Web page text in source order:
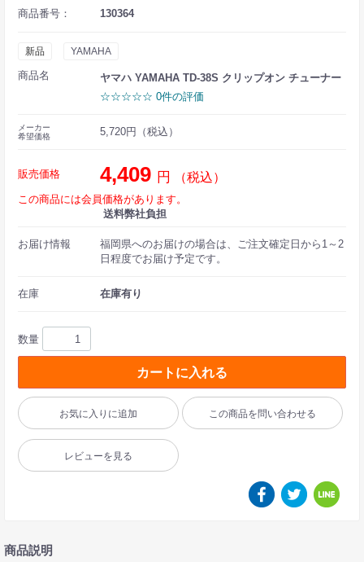
商品番号： 130364
新品 YAMAHA
商品名
ヤマハ YAMAHA TD-38S クリップオン チューナー
☆☆☆☆☆ 0件の評価
メーカー
希望価格
5,720円（税込）
販売価格 4,409 円 （税込）
この商品には会員価格があります。
送料弊社負担
お届け情報
福岡県へのお届けの場合は、ご注文確定日から1～2
日程度でお届け予定です。
在庫 在庫有り
数量
カートに入れる
お気に入りに追加 この商品を問い合わせる
レビューを見る
商品説明